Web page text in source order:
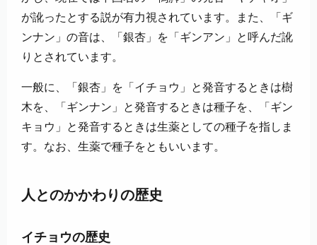
が訛ったとする説が有力視されています。また、「ギ
ンナン」の音は、「銀杏」を「ギンアン」と呼んだ訛
りとされています。
一般に、「銀杏」を「イチョウ」と発音するときは樹
木を、「ギンナン」と発音するときは種子を、「ギン
キョウ」と発音するときは生薬としての種子を指しま
す。なお、生薬で種子をともいいます。
人とのかかわりの歴史
イチョウの歴史